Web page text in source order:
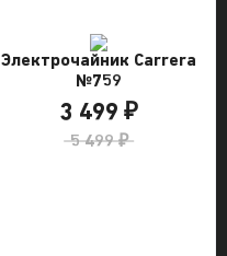
Электрочайник Carrera
№759
3 499 ₽
5 499 ₽